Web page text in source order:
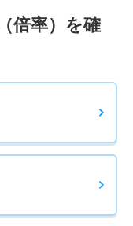
15人 3人 －
倍率）を確